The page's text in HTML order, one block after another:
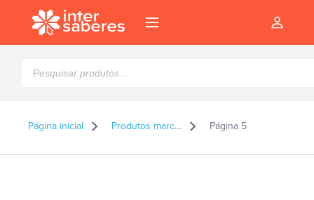
produtos
Página inicial Produtos marcados como “Negócios e/ou Administração” Página 5